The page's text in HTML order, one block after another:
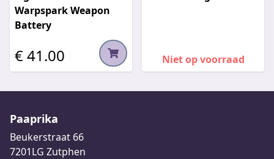
Warpspark Weapon
Battery
€ 41.00 Niet op voorraad
Paaprika
Beukerstraat 66
7201LG Zutphen